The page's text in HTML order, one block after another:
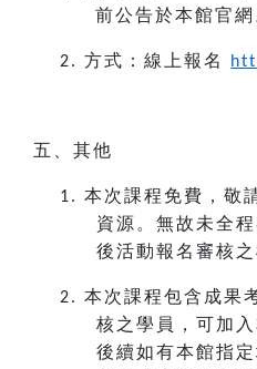
前公告於本館官網
2.方式：線上報名
五、其他
1.本次課程免費，敬
資源。無故未全
後活動報名審核之
2.本次課程包含成果
核之學員，可加
後續如有本館指